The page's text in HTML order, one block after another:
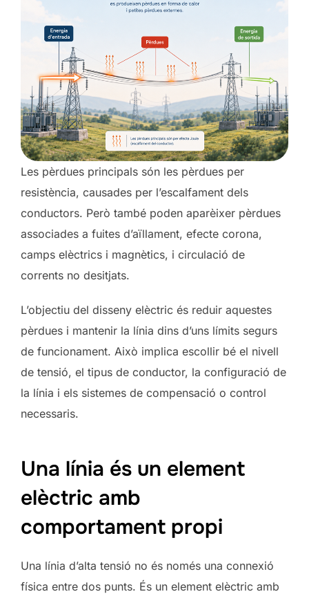
Les pèrdues principals són les pèrdues per
resistència, causades per l’escalfament dels
conductors. Però també poden aparèixer pèrdues
associades a fuites d’aïllament, efecte corona,
camps elèctrics i magnètics, i circulació de
corrents no desitjats.
L’objectiu del disseny elèctric és reduir aquestes
pèrdues i mantenir la línia dins d’uns límits segurs
de funcionament. Això implica escollir bé el nivell
de tensió, el tipus de conductor, la configuració de
la línia i els sistemes de compensació o control
necessaris.
Una línia és un element
elèctric amb
comportament propi
Una línia d’alta tensió no és només una connexió
física entre dos punts. És un element elèctric amb